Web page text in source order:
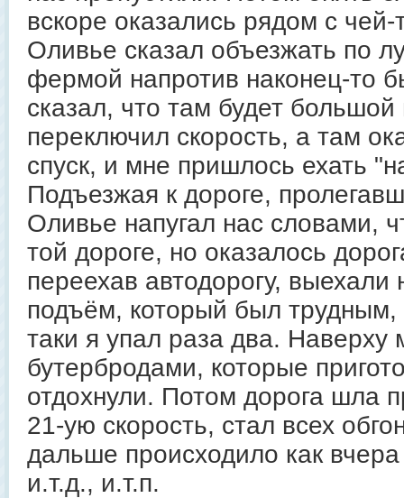
вскоре оказались рядом с
Оливье сказал объезжать по
фермой напротив наконец-то
сказал, что там будет
переключил скорость, а там
спуск, и мне пришлось ехать
Подъезжая к дороге,
Оливье напугал нас словами,
той дороге, но оказалось
переехав автодорогу,
подъём, который был трудным,
таки я упал раза два.
бутербродами, которые
отдохнули. Потом дорога шла
21-ую скорость, стал всех
дальше происходило как
и.т.д., и.т.п.